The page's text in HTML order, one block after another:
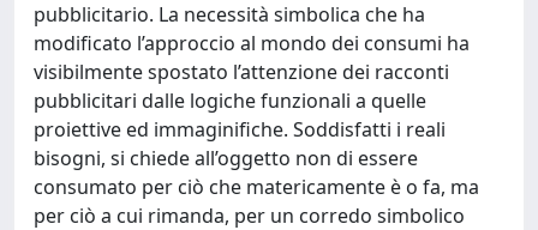
pubblicitario. La necessità simbolica che ha
modificato l’approccio al mondo dei consumi ha
visibilmente spostato l’attenzione dei racconti
pubblicitari dalle logiche funzionali a quelle
proiettive ed immaginifiche. Soddisfatti i reali
bisogni, si chiede all’oggetto non di essere
consumato per ciò che matericamente è o fa, ma
per ciò a cui rimanda, per un corredo simbolico